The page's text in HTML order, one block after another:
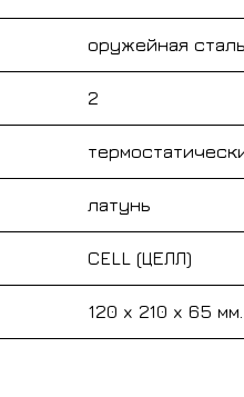
оружейная
2
латунь
CELL (ЦЕЛЛ)
120 x 210 x 65 мм.